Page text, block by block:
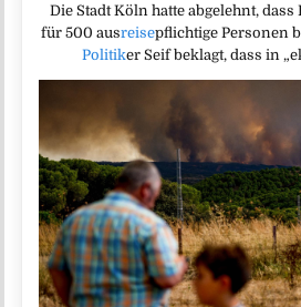
Die Stadt Köln hatte abgelehnt, dass
für 500 ausreisepflichtige Personen
Politiker Seif beklagt, dass in